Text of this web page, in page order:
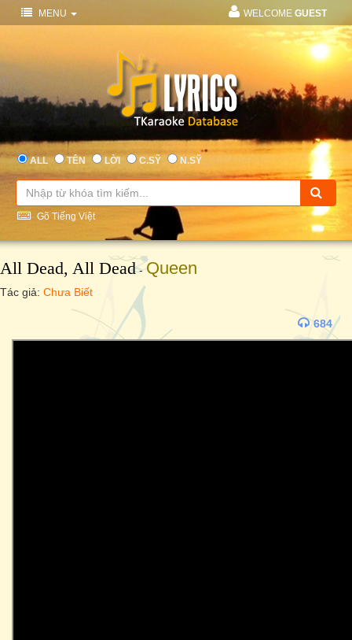
MENU WELCOME GUEST
ALL TÊN LỜI C.SỸ N.SỸ
Gõ Tiếng Việt
All Dead, All Dead-Queen
Tác giả: Chưa Biết
684